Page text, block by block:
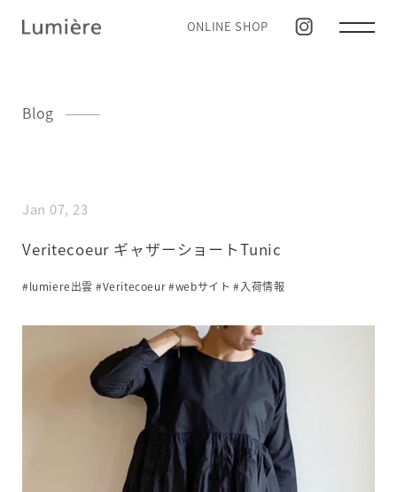
ONLINE SHOP
Blog
Jan 07, 23
Veritecoeur ギャザーショートTunic
#lumiere出雲 #Veritecoeur#webサイト #入荷情報